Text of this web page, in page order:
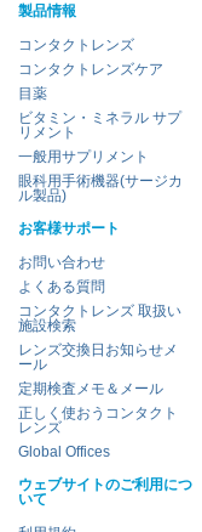
製品情報
コンタクトレンズ
コンタクトレンズケア
目薬
ビタミン・ミネラル サプ
リメント
一般用サプリメント
眼科用手術機器(サージカ
ル製品)
お客様サポート
お問い合わせ
よくある質問
コンタクトレンズ 取扱い
施設検索
レンズ交換日お知らせメ
ール
定期検査メモ＆メール
正しく使おうコンタクト
レンズ
Global Offices
ウェブサイトのご利用につ
いて